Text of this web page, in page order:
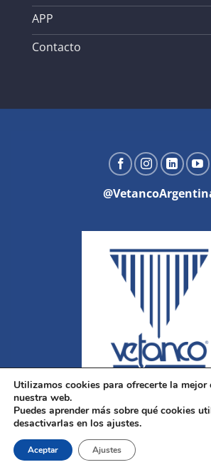
APP
Contacto
Copyright 2026 ©
Utilizamos cookies para ofrecerte la mejor
nuestra web.
Puedes aprender más sobre qué cookies
desactivarlas en los ajustes.
Aceptar Ajustes